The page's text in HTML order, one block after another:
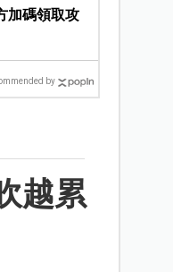
加碼領取攻
by
越累